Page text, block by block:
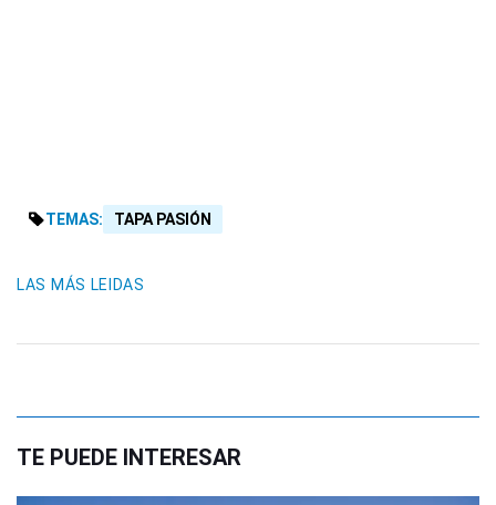
TEMAS: TAPA PASIÓN
LAS MÁS LEIDAS
TE PUEDE INTERESAR